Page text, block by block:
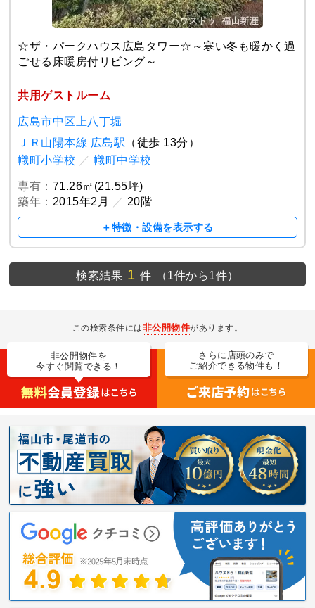
☆ザ・パークハウス広島タワー☆～寒い冬も暖かく過
ごせる床暖房付リビング～
共用ゲストルーム
広島市中区上八丁堀
ＪＲ山陽本線 広島駅 （徒歩 13分）
幟町小学校 ／ 幟町中学校
専有： 71.26㎡(21.55坪)
築年： 2015年2月 ／ 20階
＋特徴・設備を表示する
検索結果 1 件 （1件から1件）
この検索条件には非公開物件があります。
非公開物件を
今すぐ閲覧できる！
さらに店頭のみで
ご紹介できる物件も！